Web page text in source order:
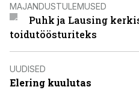
MAJANDUSTULEMUSED
Puhk ja Lausing
toidutöösturiteks
UUDISED
Elering kuulutas